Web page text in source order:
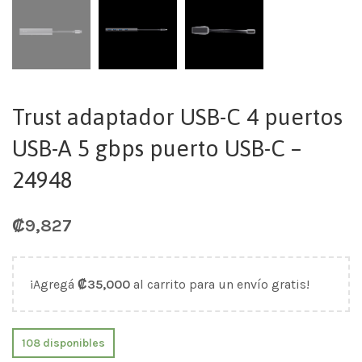
Trust adaptador USB-C 4 puertos
USB-A 5 gbps puerto USB-C –
24948
₡9,827
¡Agregá ₡35,000 al carrito para un envío gratis!
108 disponibles